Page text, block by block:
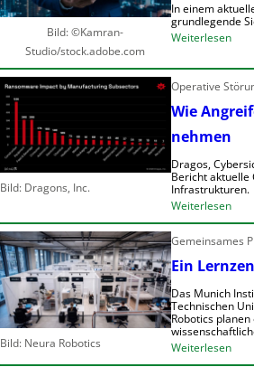
r
l
b
e
n
o
r
w
ü
r
f
e
g
e
n
n
n
g
i
n
a
l
D
i
r
e
c
t
o
r
Bild: ©Kamran-
Studio/stock.adobe.com
In einem
grundlegende
Weiterlesen:
I
h
i
t
A
n
g
r
e
f
e
r
Bild: Dragons, Inc.
Operative
Wie
nehmen
Dragos,
Bericht aktuelle
Infrastrukturen.
Weiterlesen:
W
i
e
n
g
r
e
Bild: Neura Robotics
Gemeinsames
Ein
Das Munich
Technischen
Robotics
Weiterlesen: